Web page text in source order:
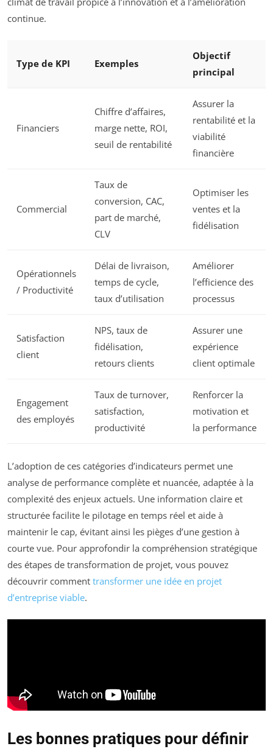
continue.
Type de KPI Exemples
Objectif
principal
Financiers
Chiffre d’affaires,
marge nette, ROI,
seuil de rentabilité
Assurer la
rentabilité et la
viabilité
financière
Commercial
Taux de
conversion, CAC,
part de marché,
CLV
Optimiser les
ventes et la
fidélisation
Opérationnels
/ Productivité
Délai de livraison,
temps de cycle,
taux d’utilisation
Améliorer
l’efficience des
processus
Satisfaction
client
NPS, taux de
fidélisation,
retours clients
Assurer une
expérience
client optimale
Engagement
des employés
Taux de turnover,
satisfaction,
productivité
Renforcer la
motivation et
la performance
L’adoption de ces catégories d’indicateurs permet une
analyse de performance complète et nuancée, adaptée à la
complexité des enjeux actuels. Une information claire et
structurée facilite le pilotage en temps réel et aide à
maintenir le cap, évitant ainsi les pièges d’une gestion à
courte vue. Pour approfondir la compréhension stratégique
des étapes de transformation de projet, vous pouvez
découvrir comment transformer une idée en projet
d’entreprise viable.
Les bonnes pratiques pour définir